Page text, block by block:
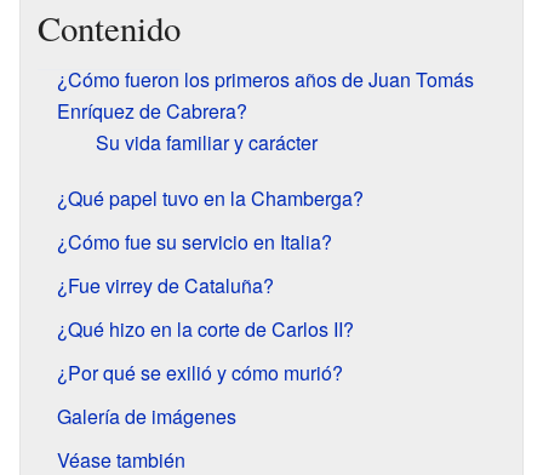
Contenido
¿Cómo fueron los primeros años de Juan Tomás
Enríquez de Cabrera?
Su vida familiar y carácter
¿Qué papel tuvo en la Chamberga?
¿Cómo fue su servicio en Italia?
¿Fue virrey de Cataluña?
¿Qué hizo en la corte de Carlos II?
¿Por qué se exilió y cómo murió?
Galería de imágenes
Véase también